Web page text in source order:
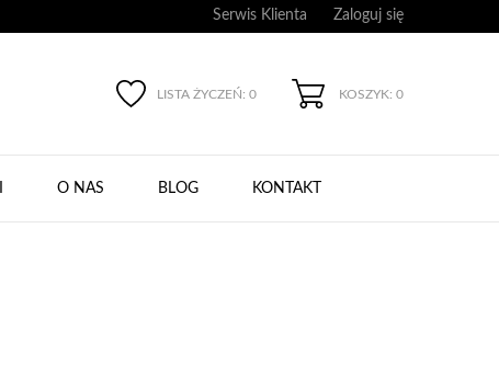
Serwis Klienta Zaloguj się
LISTA ŻYCZEŃ: 0 KOSZYK: 0
O NAS BLOG KONTAKT